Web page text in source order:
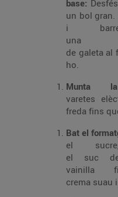
base:
un bol gran.
i
una
de galeta al
ho.
Munta
varetes
freda fins
Bat el
el
el suc
vainilla
crema suau